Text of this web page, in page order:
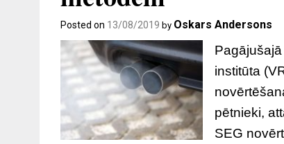
Posted on 13/08/2019 by Oskars Andersons
institūta
pētnieki,
SEG